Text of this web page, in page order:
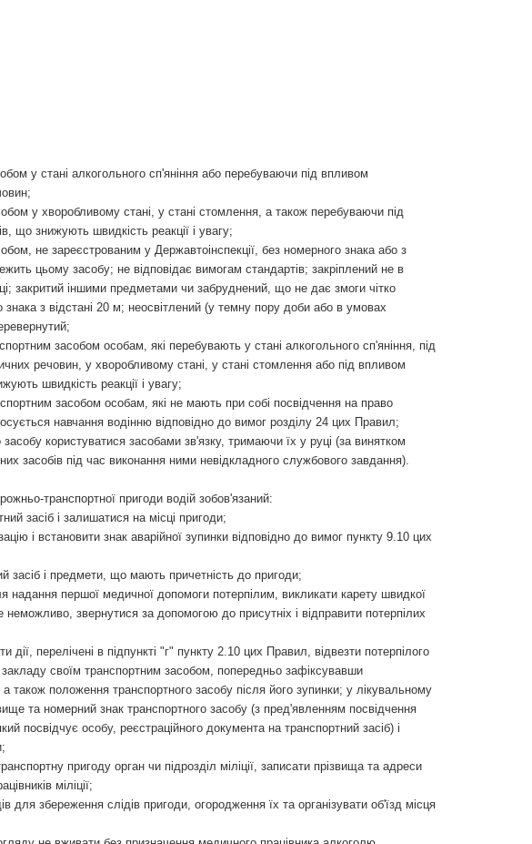
у стані алкогольного сп'яніння або перебуваючи під впливом
у хворобливому стані, у стані стомлення, а також перебуваючи під
що знижують швидкість реакції і увагу;
не зареєстрованим у Державтоінспекції, без номерного знака або з
цьому засобу; не відповідає вимогам стандартів; закріплений не в
закритий іншими предметами чи забруднений, що не дає змоги чітко
з відстані 20 м; неосвітлений (у темну пору доби або в умовах
засобом особам, які перебувають у стані алкогольного сп'яніння, під
речовин, у хворобливому стані, у стані стомлення або під впливом
швидкість реакції і увагу;
засобом особам, які не мають при собі посвідчення на право
навчання водінню відповідно до вимог розділу 24 цих Правил;
засобу користуватися засобами зв'язку, тримаючи їх у руці (за винятком
засобів під час виконання ними невідкладного службового завдання).
транспортної пригоди водій зобов'язаний:
засіб і залишатися на місці пригоди;
і встановити знак аварійної зупинки відповідно до вимог пункту 9.10 цих
засіб і предмети, що мають причетність до пригоди;
надання першої медичної допомоги потерпілим, викликати карету швидкої
звернутися за допомогою до присутніх і відправити потерпілих
дії, перелічені в підпункті "г" пункту 2.10 цих Правил, відвезти потерпілого
своїм транспортним засобом, попередньо зафіксувавши
також положення транспортного засобу після його зупинки; у лікувальному
та номерний знак транспортного засобу (з пред'явленням посвідчення
посвідчує особу, реєстраційного документа на транспортний засіб) і
пригоду орган чи підрозділ міліції, записати прізвища та адреси
міліції;
для збереження слідів пригоди, огородження їх та організувати об'їзд місця